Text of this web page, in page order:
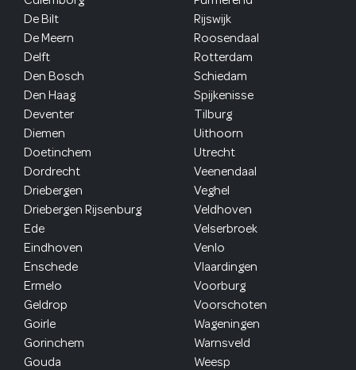
De Bilt
De Meern
Delft
Den Bosch
Den Haag
Deventer
Diemen
Doetinchem
Dordrecht
Driebergen
Driebergen Rijsenburg
Ede
Eindhoven
Enschede
Ermelo
Geldrop
Goirle
Gorinchem
Gouda
Rijswijk
Roosendaal
Rotterdam
Schiedam
Spijkenisse
Tilburg
Uithoorn
Utrecht
Veenendaal
Veghel
Veldhoven
Velserbroek
Venlo
Vlaardingen
Voorburg
Voorschoten
Wageningen
Warnsveld
Weesp